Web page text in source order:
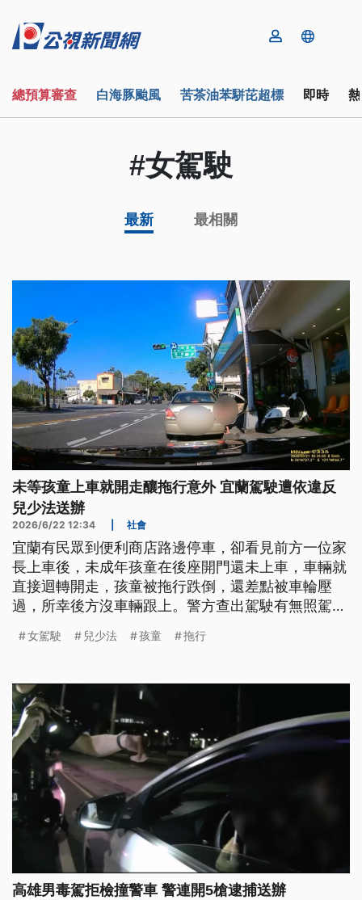
總預算審查 白海豚颱風 苦茶油苯駢芘超標 即時
#女駕駛
最新 最相關
未等孩童上車就開走釀拖行意外 宜蘭駕駛遭依違反
兒少法送辦
2026/6/22 12:34 社會
宜蘭有民眾到便利商店路邊停車，卻看見前方一位家
長上車後，未成年孩童在後座開門還未上車，車輛就
直接迴轉開走，孩童被拖行跌倒，還差點被車輪壓
過，所幸後方沒車輛跟上。警方查出駕駛有無照駕駛
法》，全案也通報社會處調查。
女駕駛 兒少法 孩童 拖行
高雄男毒駕拒檢撞警車 警連開5槍逮捕送辦